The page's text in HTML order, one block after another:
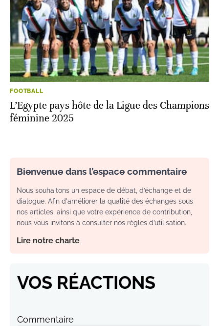
FOOTBALL
L’Egypte pays hôte de la Ligue des Champions
féminine 2025
Bienvenue dans l’espace commentaire
Nous souhaitons un espace de débat, d’échange et de
dialogue. Afin d'améliorer la qualité des échanges sous
nos articles, ainsi que votre expérience de contribution,
nous vous invitons à consulter nos règles d’utilisation.
Lire notre charte
VOS RÉACTIONS
Commentaire